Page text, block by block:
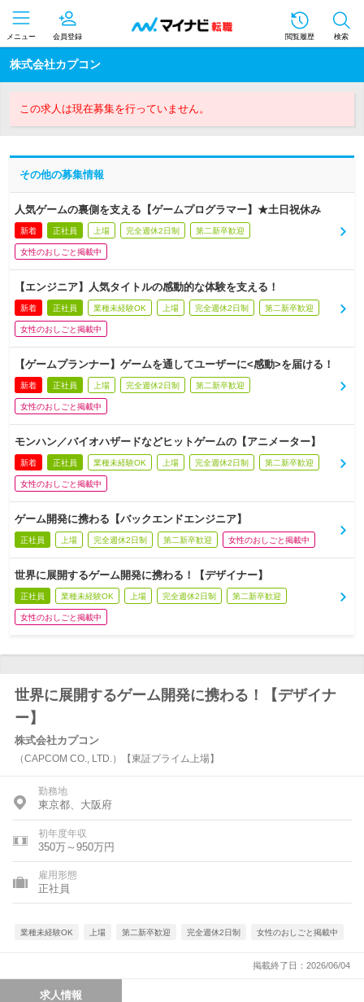
メニュー 会員登録 閲覧履歴 検索
株式会社カプコン
この求人は現在募集を行っていません。
その他の募集情報
人気ゲームの裏側を支える【ゲームプログラマー】★土日祝休み
新着 正社員 上場 完全週休2日制 第二新卒歓迎
女性のおしごと掲載中
【エンジニア】人気タイトルの感動的な体験を支える！
新着 正社員 業種未経験OK 上場 完全週休2日制 第二新卒歓迎
女性のおしごと掲載中
【ゲームプランナー】ゲームを通してユーザーに<感動>を届ける！
新着 正社員 上場 完全週休2日制 第二新卒歓迎
女性のおしごと掲載中
モンハン／バイオハザードなどヒットゲームの【アニメーター】
新着 正社員 業種未経験OK 上場 完全週休2日制 第二新卒歓迎
女性のおしごと掲載中
ゲーム開発に携わる【バックエンドエンジニア】
正社員 上場 完全週休2日制 第二新卒歓迎 女性のおしごと掲載中
世界に展開するゲーム開発に携わる！【デザイナー】
正社員 業種未経験OK 上場 完全週休2日制 第二新卒歓迎
女性のおしごと掲載中
世界に展開するゲーム開発に携わる！【デザイナ
ー】
株式会社カプコン
（CAPCOM CO., LTD.）【東証プライム上場】
勤務地
東京都、大阪府
初年度年収
350万～950万円
雇用形態
正社員
業種未経験OK 上場 第二新卒歓迎 完全週休2日制 女性のおしごと掲載中
掲載終了日：2026/06/04
求人情報